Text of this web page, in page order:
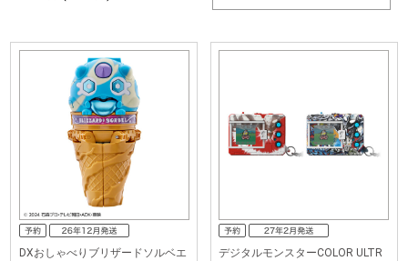
DXおしゃべりブリザードソルベエ
デジタルモンスターCOLOR ULTR